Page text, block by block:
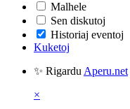
Malhele
Sen diskutoj
Historiaj eventoj
Kuketoj
✨ Rigardu Aperu.net
×